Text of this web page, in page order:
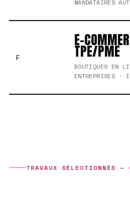
MANDATAIRES
F
E-
TPE/PME
BOUTIQUES EN
ENTREPRISES ·
TRAVAUX SÉLECTIONNÉS —